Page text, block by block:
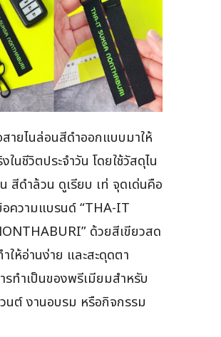
ยไนล่อนสีดำออกแบบมาให้
ในชีวิตประจำวัน โดยใช้วัสดุไน
สีดำล้วน ดูเรียบ เท่ จุดเด่นคือ
ความแบรนด์ “THA-IT
ด้วยสีเขียวสด
ให้อ่านง่าย และสะดุดตา
รทำเป็นของพรีเมียมสำหรับ
นต์ งานอบรม หรือกิจกรรม